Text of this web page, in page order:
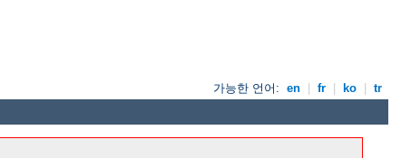
가능한 언어: en fr ko tr